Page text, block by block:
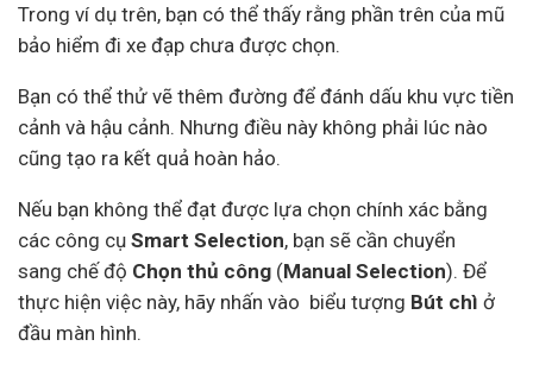
Trong ví dụ trên, bạn có thể thấy rằng phần trên của mũ
bảo hiểm đi xe đạp chưa được chọn.
Bạn có thể thử vẽ thêm đường để đánh dấu khu vực tiền
cảnh và hậu cảnh. Nhưng điều này không phải lúc nào
cũng tạo ra kết quả hoàn hảo.
Nếu bạn không thể đạt được lựa chọn chính xác bằng
các công cụ Smart Selection, bạn sẽ cần chuyển
sang chế độ Chọn thủ công (Manual Selection). Để
thực hiện việc này, hãy nhấn vào biểu tượng Bút chì ở
đầu màn hình.